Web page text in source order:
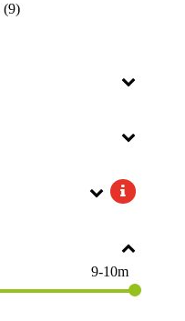
(9)
9-10m